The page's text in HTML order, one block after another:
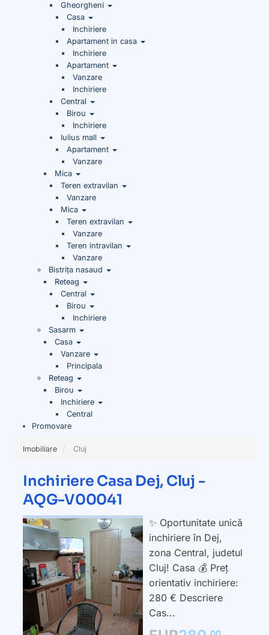
Gheorgheni
Casa
Inchiriere
Apartament in casa
Inchiriere
Apartament
Vanzare
Inchiriere
Central
Birou
Inchiriere
Iulius mall
Apartament
Vanzare
Mica
Teren extravilan
Vanzare
Mica
Teren extravilan
Vanzare
Teren intravilan
Vanzare
Bistrița nasaud
Reteag
Central
Birou
Inchiriere
Sasarm
Casa
Vanzare
Principala
Reteag
Birou
Inchiriere
Central
Promovare
Imobiliare Cluj
Inchiriere Casa Dej, Cluj -
AQG-V00041
✨ Oportunitate unică
inchiriere în Dej,
zona Central, judetul
Cluj! Casa 💰 Preț
orientativ inchiriere:
280 € Descriere
Cas...